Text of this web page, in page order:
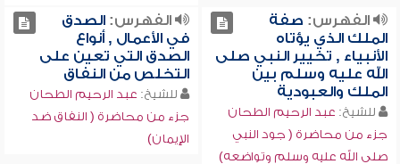
الفهرس: صفة
الملك الذي يؤتاه
الأنبياء , تخيير النبي صلى
الله عليه وسلم بين
الملك والعبودية
للشيخ: عبد الرحيم الطحان
جزء من محاضرة ( جود النبي
صلى الله عليه وسلم وتواضعه)
الفهرس:الصدق
في الأعمال , أنواع
الصدق التي تعين على
التخلص من النفاق
للشيخ: عبد الرحيم الطحان
جزء من محاضرة ( النفاق ضد
الإيمان)